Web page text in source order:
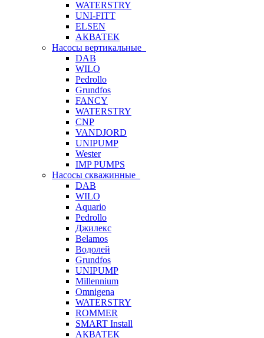
WATERSTRY
UNI-FITT
ELSEN
АКВАТЕК
Насосы вертикальные
DAB
WILO
Pedrollo
Grundfos
FANCY
WATERSTRY
CNP
VANDJORD
UNIPUMP
Wester
IMP PUMPS
Насосы скважинные
DAB
WILO
Aquario
Pedrollo
Джилекс
Belamos
Водолей
Grundfos
UNIPUMP
Millennium
Omnigena
WATERSTRY
ROMMER
SMART Install
АКВАТЕК